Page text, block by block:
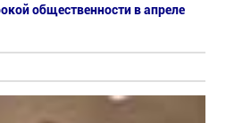
общественности в апреле